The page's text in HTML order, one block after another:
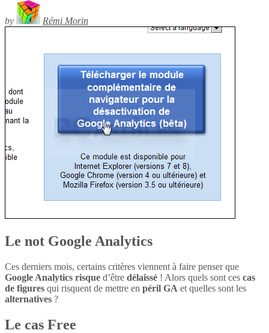
by Rémi Morin
Le not Google Analytics
Ces derniers mois, certains critères viennent à faire penser que
Google Analytics risque d’être délaissé ! Alors quels sont ces cas
de figures qui risquent de mettre en péril GA et quelles sont les
alternatives ?
Le cas Free